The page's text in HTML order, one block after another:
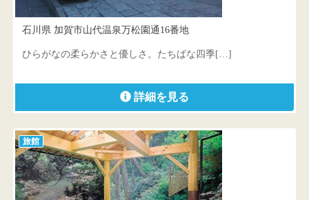
たちばな四季亭
石川県 加賀市山代温泉万松園通16番地
ひらがなの柔らかさと優しさ。たちばな四季[…]
詳細を見る
旅館